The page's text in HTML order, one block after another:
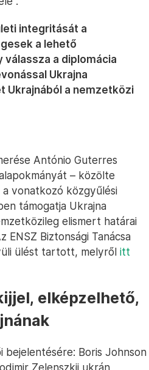
integritását a
a lehető
a diplomácia
Ukrajna
Ukrajnából a nemzetközi
António Guterres
– közölte
a vonatkozó közgyűlési
támogatja Ukrajna
elismert határai
ENSZ Biztonsági Tanácsa
ülést tartott, melyről itt
elképzelhető,
Boris Johnson
Zelenszkij ukrán